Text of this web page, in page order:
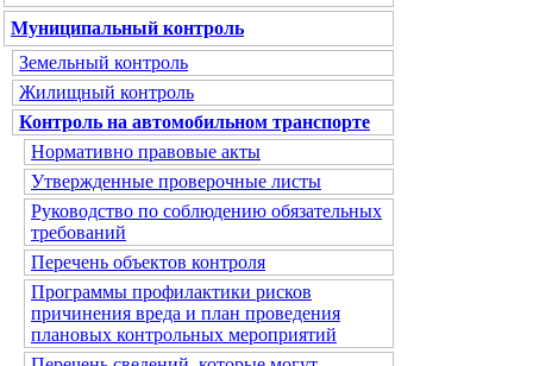
Муниципальный контроль
Земельный контроль
Жилищный контроль
Контроль на автомобильном транспорте
Нормативно правовые акты
Утвержденные проверочные листы
Руководство по соблюдению обязательных
требований
Перечень объектов контроля
Программы профилактики рисков
причинения вреда и план проведения
плановых контрольных мероприятий